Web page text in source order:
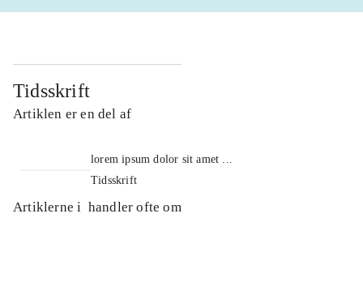
Tidsskrift
Artiklen er en del af
lorem ipsum dolor sit amet ...
Tidsskrift
Artiklerne i handler ofte om